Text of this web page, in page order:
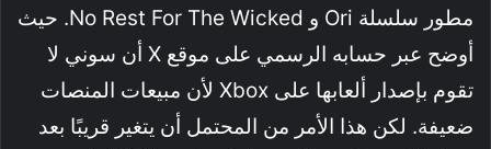
مطور سلسلة Ori و No Rest For The Wicked. حيث
أوضح عبر حسابه الرسمي على موقع X أن سوني لا
تقوم بإصدار ألعابها على Xbox لأن مبيعات المنصات
ضعيفة. لكن هذا الأمر من المحتمل أن يتغير قريبًا بعد